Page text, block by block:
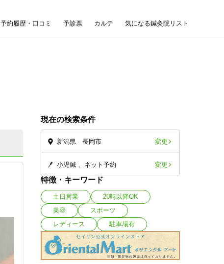
予約履歴・口コミ 予診票 カルテ 気になる鍼灸院リスト
現在の検索条件
新潟県 長岡市 変更
小児鍼 ネット予約 変更
特徴・キーワード
土日営業
20時以降OK
美容
スポーツ
レディース
駐車場有